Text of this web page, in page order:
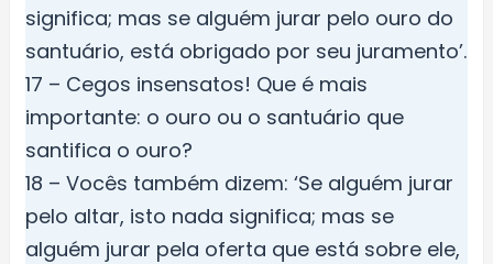
significa; mas se alguém jurar pelo ouro do
santuário, está obrigado por seu juramento’.
17 – Cegos insensatos! Que é mais
importante: o ouro ou o santuário que
santifica o ouro?
18 – Vocês também dizem: ‘Se alguém jurar
pelo altar, isto nada significa; mas se
alguém jurar pela oferta que está sobre ele,